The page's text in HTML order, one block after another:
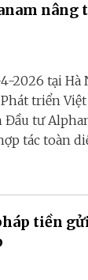
nâng
2026 tại Hà
triển
Đầu tư
tác toàn
tiền